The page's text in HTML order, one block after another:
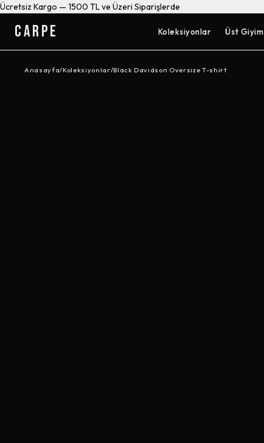
Ücretsiz Kargo — 1500 TL ve Üzeri Siparişlerde
CARPE Koleksiyonlar Üst Giyim
Anasayfa/Koleksiyonlar/Black Davidson Oversize T-shirt